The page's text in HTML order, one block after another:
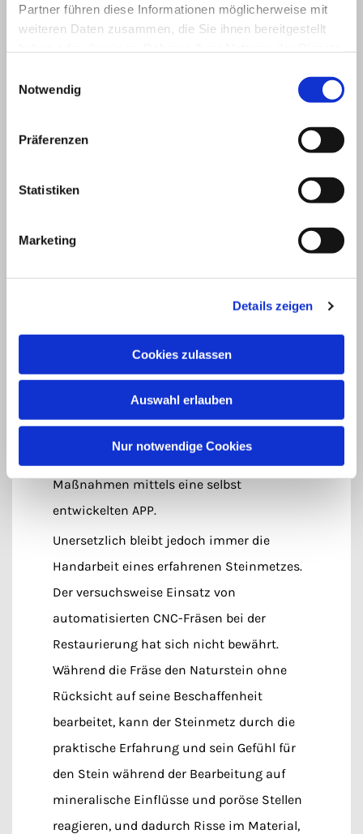
Partner führen diese Informationen möglicherweise mit
weiteren Daten zusammen, die Sie ihnen bereitgestellt
Notwendig
Präferenzen
Statistiken
Marketing
Details zeigen
Cookies zulassen
Auswahl erlauben
Nur notwendige Cookies
und 7 Personen in der Leitung, Technik,
Sekretariat und Arbeitsvorbereitung.
Hauptaufgabe der Bauhütte sind der
Architektur, sowie der Ausstattung des
traditionellen Steinmetzhandwerks von
Ein Beispiel hierfür ist die Vermessung der
einzelnen Steine der Fassadenabwicklung
mit Hilfe eines Lasers. Damit wird die
Werkstücke geschaffen. Die erfassten
geometrischen Informationen werden am
Computer mit den konstruierten
Dokumentation der durchzuführenden
Maßnahmen mittels eine selbst
entwickelten APP.
Unersetzlich bleibt jedoch immer die
Handarbeit eines erfahrenen Steinmetzes.
Der versuchsweise Einsatz von
automatisierten CNC-Fräsen bei der
Restaurierung hat sich nicht bewährt.
Während die Fräse den Naturstein ohne
Rücksicht auf seine Beschaffenheit
bearbeitet, kann der Steinmetz durch die
praktische Erfahrung und sein Gefühl für
den Stein während der Bearbeitung auf
mineralische Einflüsse und poröse Stellen
reagieren, und dadurch Risse im Material,